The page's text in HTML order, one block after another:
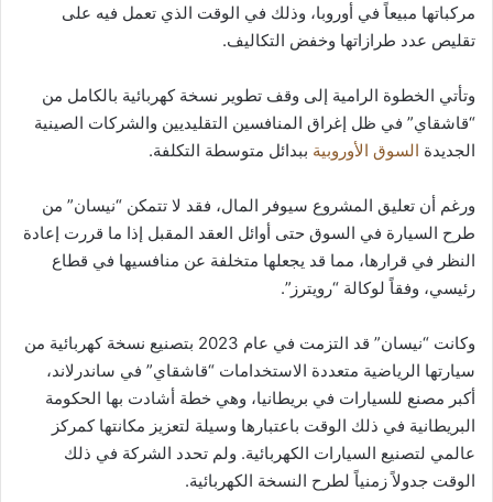
مركباتها مبيعاً في أوروبا، وذلك في الوقت الذي تعمل فيه على
تقليص عدد طرازاتها وخفض التكاليف.
وتأتي الخطوة الرامية إلى وقف تطوير نسخة كهربائية بالكامل من
“قاشقاي” في ظل إغراق المنافسين التقليديين والشركات الصينية
الجديدة السوق الأوروبية ببدائل متوسطة التكلفة.
ورغم أن تعليق المشروع سيوفر المال، فقد لا تتمكن “نيسان” من
طرح السيارة في السوق حتى أوائل العقد المقبل إذا ما قررت إعادة
النظر في قرارها، مما قد يجعلها متخلفة عن منافسيها في قطاع
رئيسي، وفقاً لوكالة “رويترز”.
وكانت “نيسان” قد التزمت في عام 2023 بتصنيع نسخة كهربائية من
سيارتها الرياضية متعددة الاستخدامات “قاشقاي” في ساندرلاند،
أكبر مصنع للسيارات في بريطانيا، وهي خطة أشادت بها الحكومة
البريطانية في ذلك الوقت باعتبارها وسيلة لتعزيز مكانتها كمركز
عالمي لتصنيع السيارات الكهربائية. ولم تحدد الشركة في ذلك
الوقت جدولاً زمنياً لطرح النسخة الكهربائية.